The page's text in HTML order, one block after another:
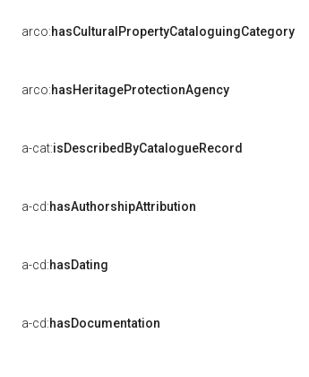
arco:hasCulturalPropertyCataloguingCategory
arco:hasHeritageProtectionAgency
a-cat:isDescribedByCatalogueRecord
a-cd:hasAuthorshipAttribution
a-cd:hasDating
a-cd:hasDocumentation